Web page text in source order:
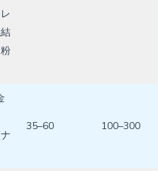
35–60 100–300